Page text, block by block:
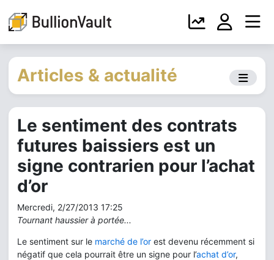
Articles & actualité
Le sentiment des contrats
futures baissiers est un
signe contrarien pour l’achat
d’or
Mercredi, 2/27/2013 17:25
Tournant haussier à portée...
Le sentiment sur le marché de l’or est devenu récemment si
négatif que cela pourrait être un signe pour l’achat d’or,